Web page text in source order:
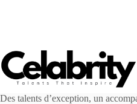
Des talents d’exception, un